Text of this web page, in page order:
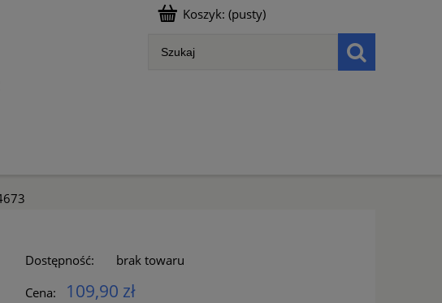
Koszyk: (pusty)
Dostępność:
brak towaru
Cena:
109,90 zł